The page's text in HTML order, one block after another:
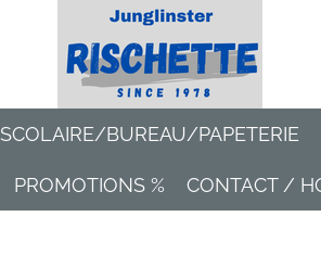
SCOLAIRE/BUREAU/PAPETERIE
PROMOTIONS % CONTACT /